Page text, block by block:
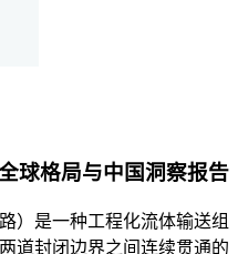
球格局与中国洞察报告
）是一种工程化流体输送组
道封闭边界之间连续贯通的